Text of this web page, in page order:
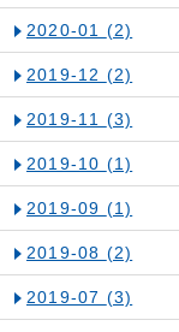
2020-01 (2)
2019-12 (2)
2019-11 (3)
2019-10 (1)
2019-09 (1)
2019-08 (2)
2019-07 (3)